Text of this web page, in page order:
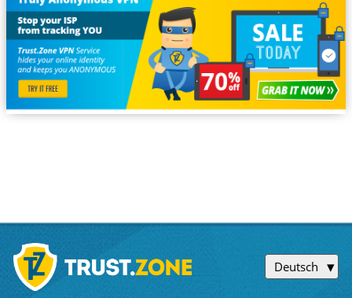
Deutsch